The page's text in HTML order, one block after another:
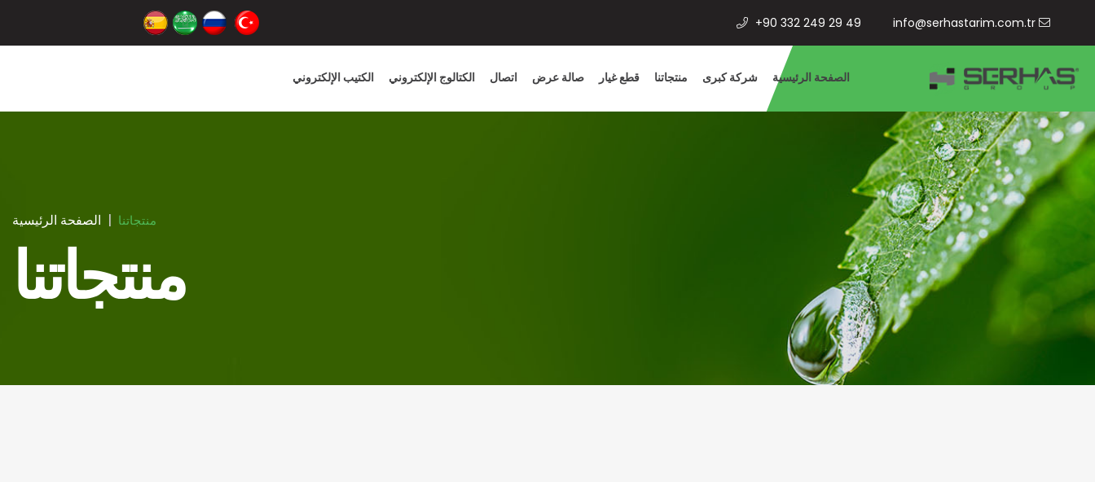
+90 332 249 29 49
الصفحة الرئيسية شركة كبرى منتجاتنا قطع غيار صالة عرض اتصال الكتالوج الإلكتروني الكتيب الإلكتروني
الصفحة الرئيسية منتجاتنا
منتجاتنا